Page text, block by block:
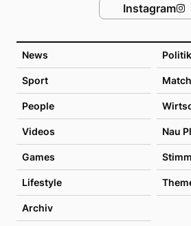
News Politik
Sport
People
Videos Nau
Games
Lifestyle
Archiv
Instagram